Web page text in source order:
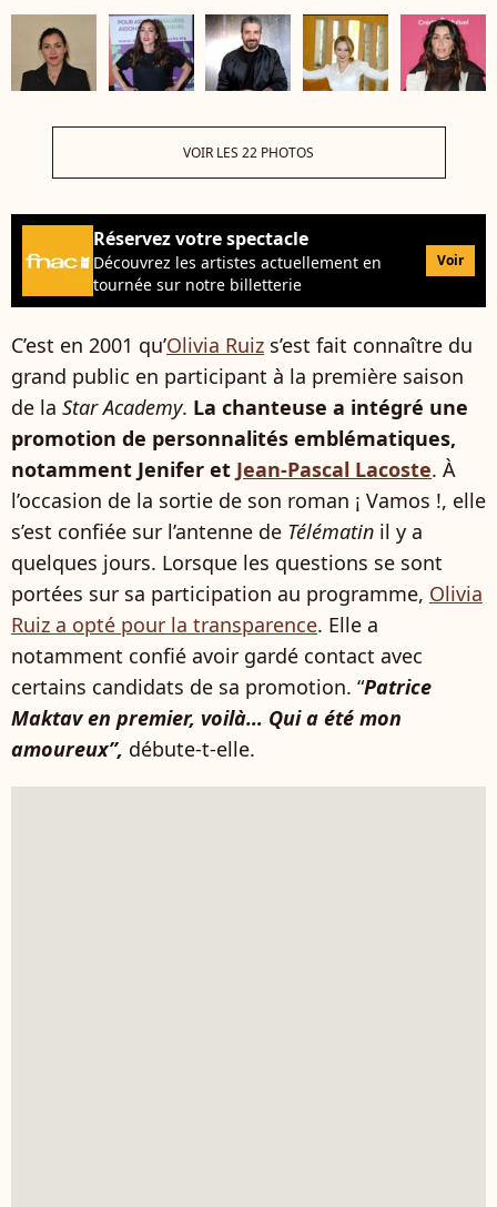
VOIR LES 22 PHOTOS
Réservez votre spectacle
Découvrez les artistes actuellement en
tournée sur notre billetterie
Voir
C’est en 2001 qu’Olivia Ruiz s’est fait connaître du
grand public en participant à la première saison
de la Star Academy. La chanteuse a intégré une
promotion de personnalités emblématiques,
notamment Jenifer et Jean-Pascal Lacoste. À
l’occasion de la sortie de son roman ¡ Vamos !, elle
s’est confiée sur l’antenne de Télématin il y a
quelques jours. Lorsque les questions se sont
portées sur sa participation au programme, Olivia
Ruiz a opté pour la transparence. Elle a
notamment confié avoir gardé contact avec
certains candidats de sa promotion. “Patrice
Maktav en premier, voilà… Qui a été mon
amoureux”, débute-t-elle.